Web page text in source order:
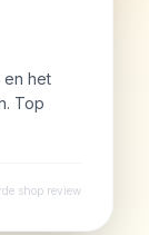
en het
Top
shop review